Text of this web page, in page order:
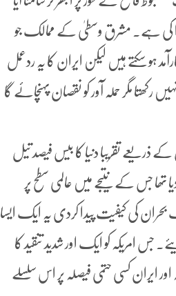
کی ہے۔ مشرق وسطیٰ کے ممالک جو
ہو سکتے ہیں لیکن ایران کا یہ ردعمل
مگر حملہ آور کو نقصان پہنچائے گا
تقریبا دنیا کا بیس فیصد تیل
جس کے نتیجے میں عالمی سطح پر
بحران کی کیفیت پیدا کردی یہ ایک ایسا
جس امریکہ کو ایک اور شدید تنقید کا
اور ایران کسی حتمی فیصلہ پر اس سلسلے